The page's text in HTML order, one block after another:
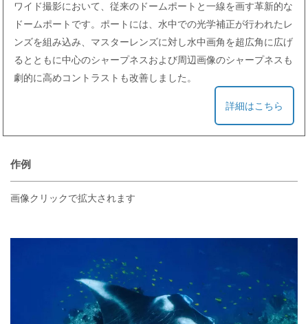
ワイド撮影において、従来のドームポートと一線を画す革新的な
ドームポートです。ポートには、水中での光学補正が行われたレ
ンズを組み込み、マスターレンズに対し水中画角を超広角に広げ
るとともに中心のシャープネスおよび周辺画像のシャープネスも
劇的に高めコントラストも改善しました。
詳細はこちら
作例
画像クリックで拡大されます